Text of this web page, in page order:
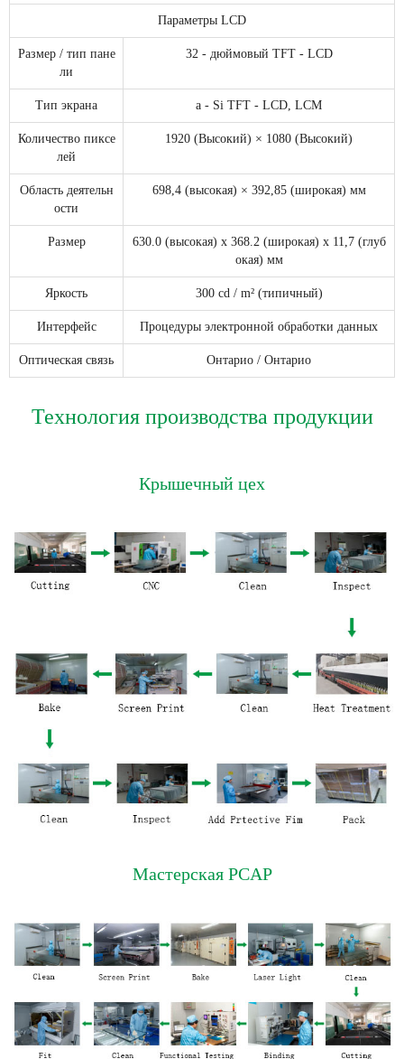
Параметры LCD
Размер / тип пане
ли
32 - дюймовый TFT - LCD
Тип экрана a - Si TFT - LCD, LCM
Количество пиксе
лей
1920 (Высокий) × 1080 (Высокий)
Область деятельн
ости
698,4 (высокая) × 392,85 (широкая) мм
Размер
630.0 (высокая) x 368.2 (широкая) x 11,7 (глуб
окая) мм
Яркость 300 cd / m² (типичный)
Интерфейс Процедуры электронной обработки данных
Оптическая связь Онтарио / Онтарио
Технология производства продукции
Крышечный цех
Мастерская PCAP